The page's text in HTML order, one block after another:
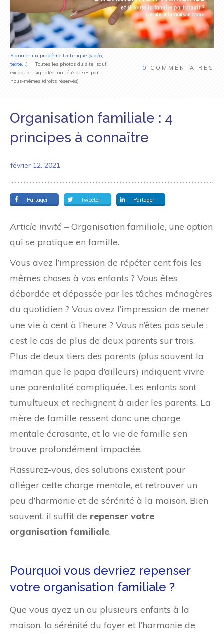
Signaler un problème technique (vidéo,
texte...)
Toutes les photos du site, sauf
exception signalée, ont été prises par
nous-mêmes (droits réservés)
0 COMMENTAIRES
Organisation familiale : 4
principes à connaître
février 12, 2021
Partager Tweeter Partager
Article invité – Organisation familiale, une option
qui se pratique en famille.
Vous avez l’impression de répéter cent fois les
mêmes choses à vos enfants ? Vous êtes
débordée et dépassée par les tâches ménagères
du quotidien ? Vous avez l’impression de mener
une vie à cent à l’heure ? Vous n’êtes pas seule :
c’est le cas de plus de deux parents sur trois.
Plus de deux tiers des parents (plus souvent la
maman que le papa d’ailleurs) indiquent vivre
une parentalité compliquée. Les enfants sont
tumultueux et rechignent à aider les parents. La
mère de famille ressent donc une charge
mentale écrasante, et la vie de famille s’en
trouve profondément impactée.
Rassurez-vous, des solutions existent pour
alléger cette charge mentale, et retrouver un
peu d’harmonie et de sérénité à la maison. Bien
souvent, il suffit de repenser votre
organisation familiale.
Pourquoi vous devriez repenser
votre organisation familiale ?
Que vous ayez un ou plusieurs enfants à la
maison, la sérénité du foyer et l’harmonie de